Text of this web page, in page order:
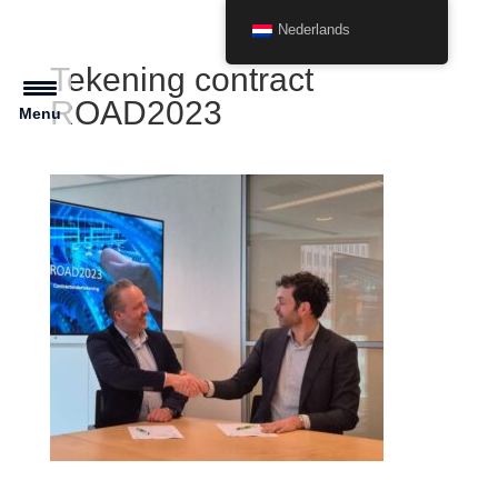
Tekening contract
ROAD2023
Nederlands
Menu